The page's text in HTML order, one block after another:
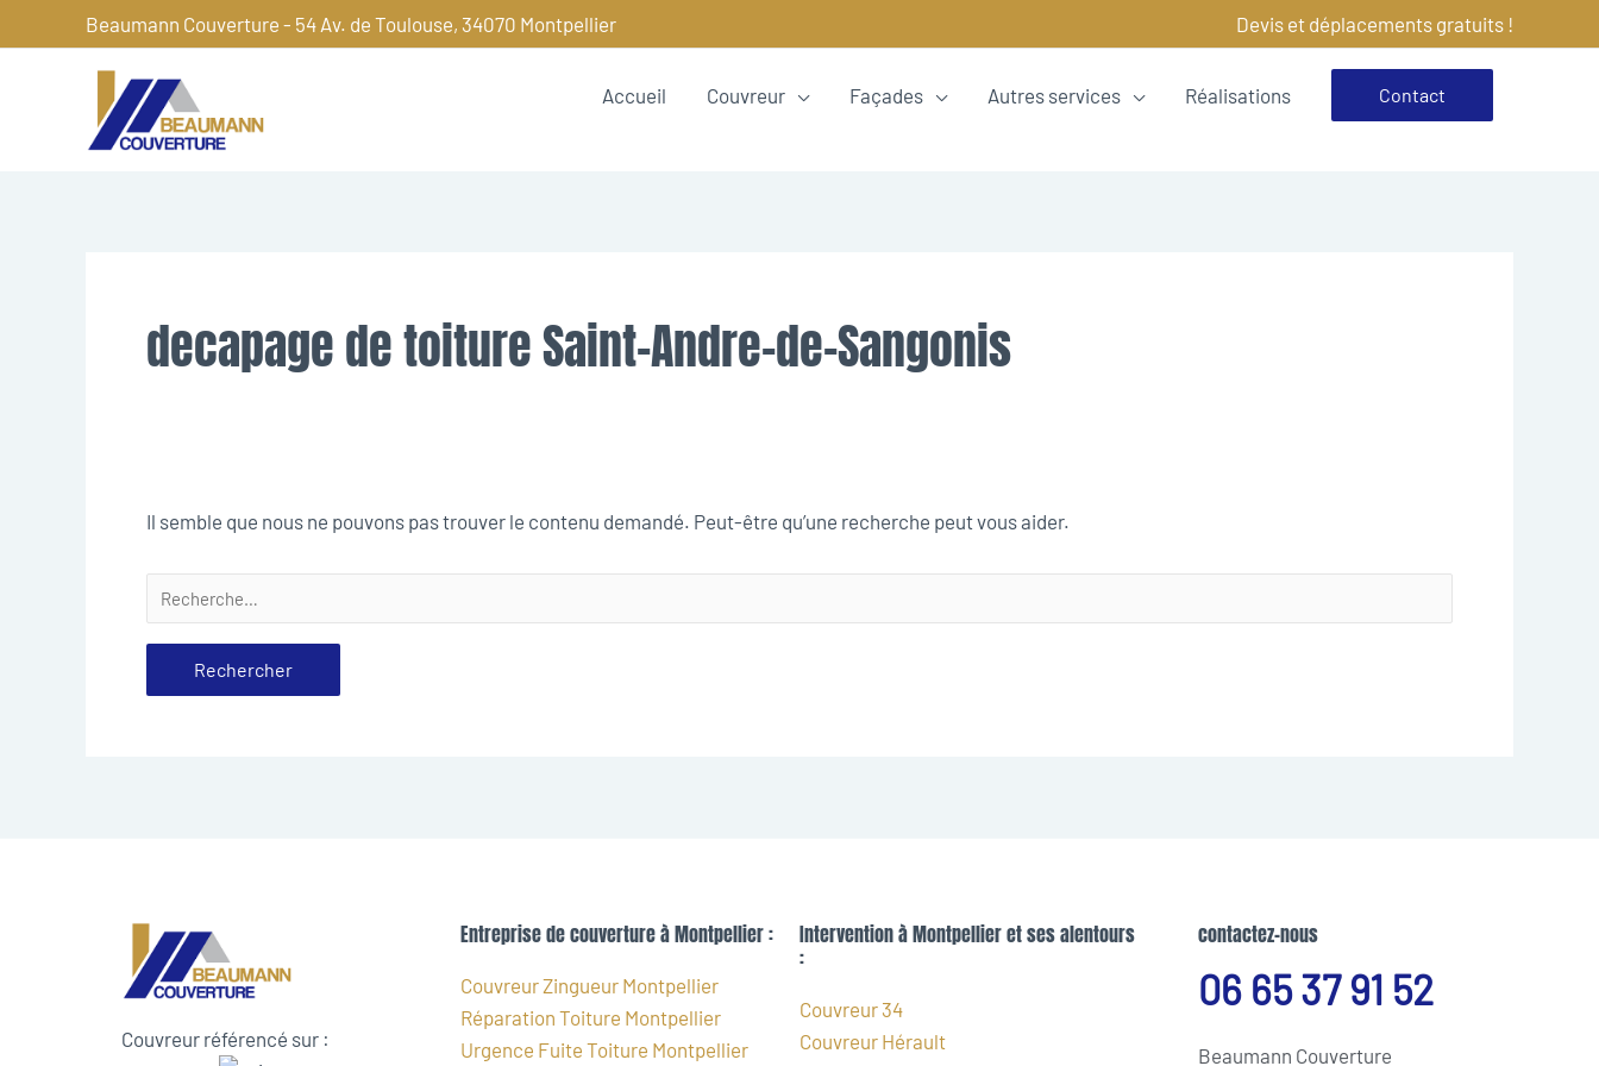
au
Beaumann Couverture - 54 Av. de Toulouse, 34070 Montpellier Devis et déplacements gratuits !
Accueil Couvreur Façades Autres services Réalisations Contact
decapage de toiture Saint-Andre-de-Sangonis
Il semble que nous ne pouvons pas trouver le contenu demandé. Peut-être qu’une recherche peut vous aider.
Couvreur référencé sur :
Entreprise de couverture à Montpellier :
Couvreur Zingueur Montpellier
Réparation Toiture Montpellier
Urgence Fuite Toiture Montpellier
Intervention à Montpellier et ses alentours
:
Couvreur 34
Couvreur Hérault
contactez-nous
06 65 37 91 52
Beaumann Couverture